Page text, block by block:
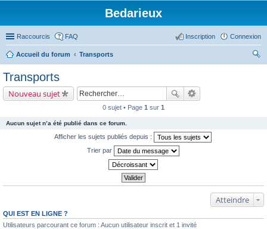
Bedarieux
Raccourcis FAQ Connexion
Inscription
Accueil du forum
Transports
Transports
Nouveau sujet
0 sujet • Page 1 sur 1
Aucun sujet n’a été publié dans ce forum.
Afficher les sujets publiés depuis :
Trier par
Atteindre
QUI EST EN LIGNE ?
Utilisateurs parcourant ce forum : Aucun utilisateur inscrit et 1 invité